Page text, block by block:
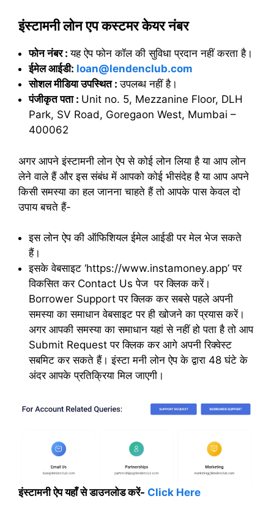
इंस्टामनी लोन एप कस्टमर केयर नंबर
फोन नंबर :यह ऐप फोन कॉल की सुविधा प्रदान नहीं करता है।
ईमेल आईडी: loan@lendenclub.com
सोशल मीडिया उपस्थित :उपलब्ध नहीं है।
पंजीकृत पता : Unit no. 5, Mezzanine Floor, DLH
Park, SV Road, Goregaon West, Mumbai –
400062
अगर आपने इंस्टामनी लोन ऐप से कोई लोन लिया है या आप लोन
लेने वाले हैं और इस संबंध में आपको कोई भीसंदेह है या आप अपने
किसी समस्या का हल जानना चाहते हैं तो आपके पास केवल दो
उपाय बचते हैं-
इस लोन ऐप की ऑफिशियल ईमेल आईडी पर मेल भेज सकते
हैं।
इसके वेबसाइट ‘https://www.instamoney.app’ पर
विकसित कर Contact Us पेज पर क्लिक करें।
Borrower Support पर क्लिक कर सबसे पहले अपनी
समस्या का समाधान वेबसाइट पर ही खोजने का प्रयास करें।
अगर आपकी समस्या का समाधान यहां से नहीं हो पता है तो आप
Submit Request पर क्लिक कर आगे अपनी रिक्वेस्ट
सबमिट कर सकते हैं। इंस्टा मनी लोन ऐप के द्वारा 48 घंटे के
अंदर आपके प्रतिक्रिया मिल जाएगी।
इंस्टामनी ऐप यहाँ से डाउनलोड करें- Click Here